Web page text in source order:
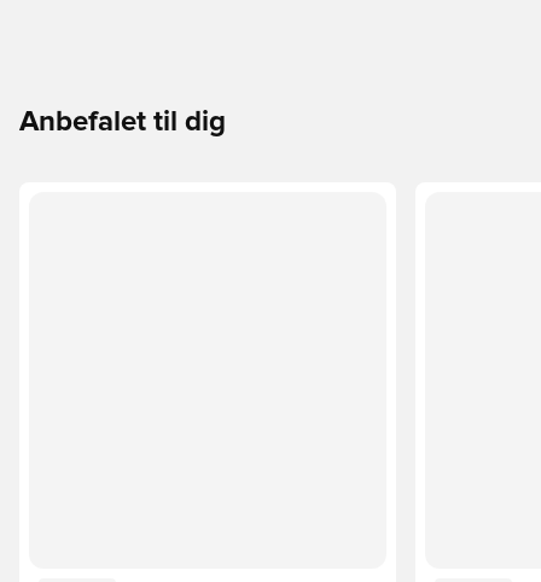
Anbefalet til dig